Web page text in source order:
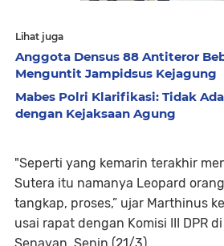
Lihat juga
Anggota Densus 88 Antiteror
Menguntit Jampidsus Kejagung
Mabes Polri Klarifikasi: Tidak
dengan Kejaksaan Agung
"Seperti yang kemarin terakhir
Sutera itu namanya Leopard
tangkap, proses,” ujar Marthinus
usai rapat dengan Komisi III DPR